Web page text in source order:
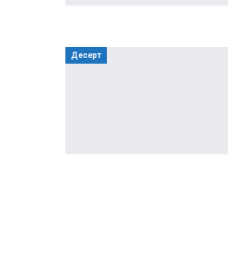
Десерт